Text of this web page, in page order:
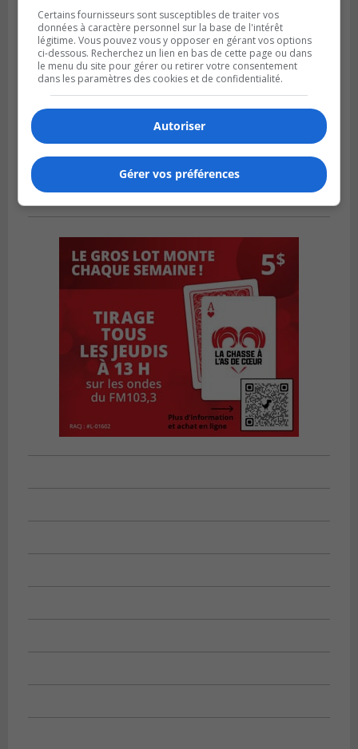
Certains fournisseurs sont susceptibles de traiter vos
données à caractère personnel sur la base de l'intérêt
légitime. Vous pouvez vous y opposer en gérant vos options
ci-dessous. Recherchez un lien en bas de cette page ou dans
le menu du site pour gérer ou retirer votre consentement
dans les paramètres des cookies et de confidentialité.
Autoriser
Gérer vos préférences